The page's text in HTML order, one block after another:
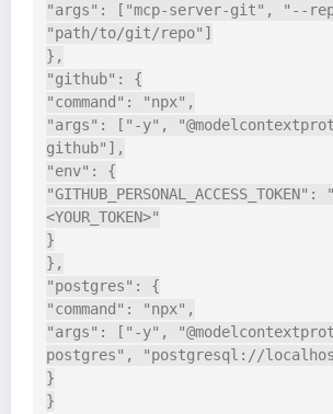
"args": ["mcp-server-git", "--
"path/to/git/repo"]
},
"github": {
"command": "npx",
"args": ["-y",
github"],
"env": {
"GITHUB_PERSONAL_ACCESS_TOKEN": "
<YOUR_TOKEN>"
}
},
"postgres": {
"command": "npx",
"args": ["-y",
postgres", "postgresql://
}
}